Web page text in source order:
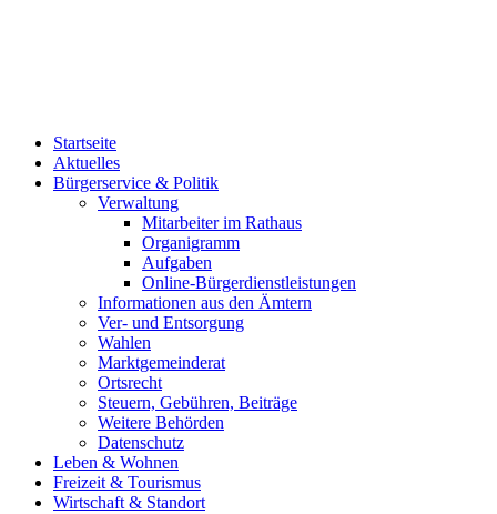
Startseite
Aktuelles
Bürgerservice & Politik
Verwaltung
Mitarbeiter im Rathaus
Organigramm
Aufgaben
Online-Bürgerdienstleistungen
Informationen aus den Ämtern
Ver- und Entsorgung
Wahlen
Marktgemeinderat
Ortsrecht
Steuern, Gebühren, Beiträge
Weitere Behörden
Datenschutz
Leben & Wohnen
Freizeit & Tourismus
Wirtschaft & Standort